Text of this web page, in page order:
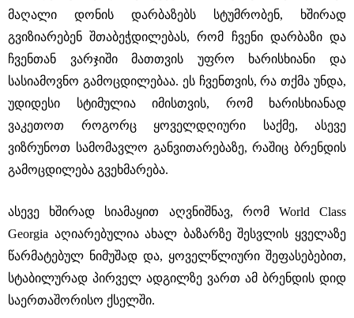
მაღალი დონის დარბაზებს სტუმრობენ, ხშირად
გვიზიარებენ შთაბეჭდილებას, რომ ჩვენი დარბაზი და
ჩვენთან ვარჯიში მათთვის უფრო ხარისხიანი და
სასიამოვნო გამოცდილებაა. ეს ჩვენთვის, რა თქმა უნდა,
უდიდესი სტიმულია იმისთვის, რომ ხარისხიანად
ვაკეთოთ როგორც ყოველდღიური საქმე, ასევე
ვიზრუნოთ სამომავლო განვითარებაზე, რაშიც ბრენდის
გამოცდილება გვეხმარება.
ასევე ხშირად სიამაყით აღვნიშნავ, რომ World Class
Georgia აღიარებულია ახალ ბაზარზე შესვლის ყველაზე
წარმატებულ ნიმუშად და, ყოველწლიური შეფასებებით,
სტაბილურად პირველ ადგილზე ვართ ამ ბრენდის დიდ
საერთაშორისო ქსელში.